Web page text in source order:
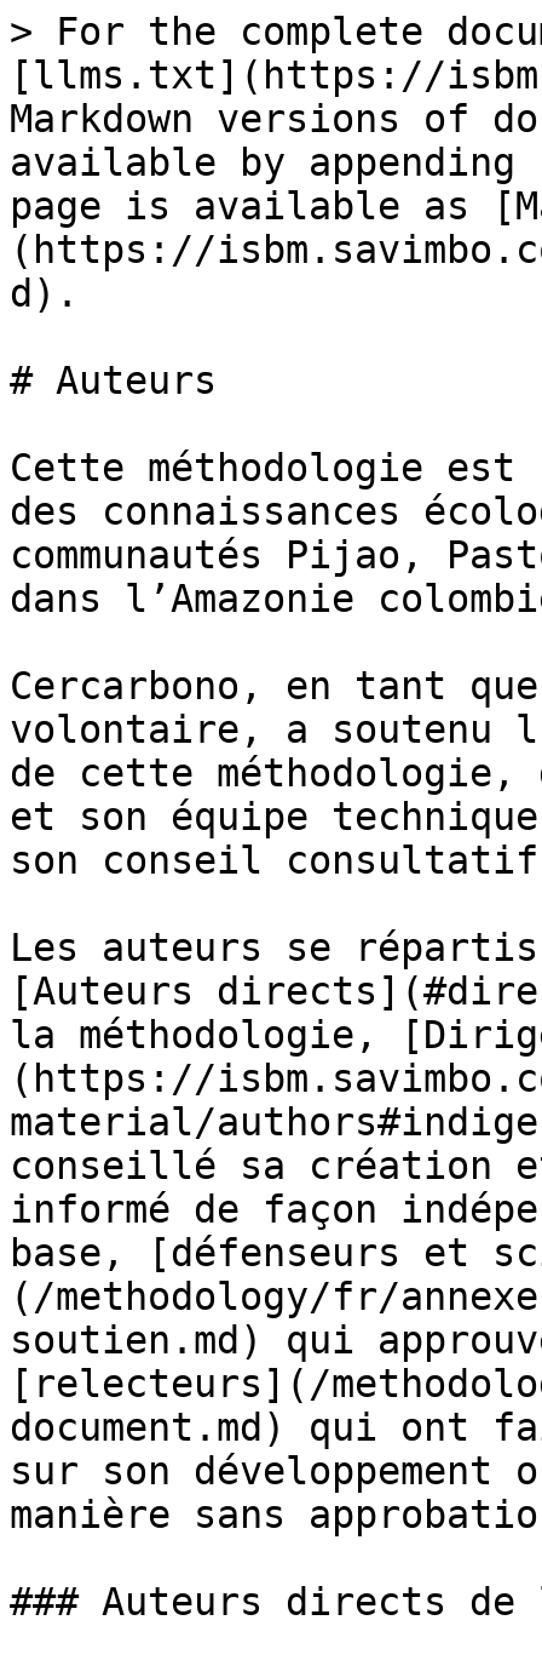
> For the complete
[llms.txt](https://
Markdown versions of
available by
page is available as
(https://
d).
# Auteurs
Cette méthodologie
des connaissances
communautés Pijao,
dans l’Amazonie
Cercarbono, en tant
volontaire, a soutenu
de cette méthodologie,
et son équipe
son conseil consultatif
Les auteurs se
[Auteurs
la méthodologie,
(https://
material/
conseillé sa création
informé de façon
base, [défenseurs et
(/methodology/fr/
soutien.md) qui
[relecteurs](/
document.md) qui ont
sur son développement
manière sans
### Auteurs directs de